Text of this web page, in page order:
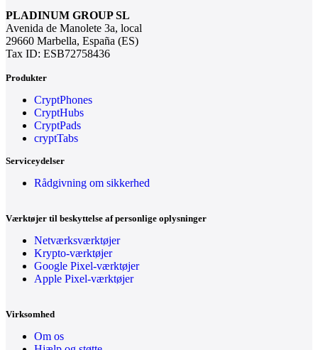
PLADINUM GROUP SL
Avenida de Manolete 3a, local
29660 Marbella, España (ES)
Tax ID: ESB72758436
Produkter
CryptPhones
CryptHubs
CryptPads
cryptTabs
Serviceydelser
Rådgivning om sikkerhed
Værktøjer til beskyttelse af personlige oplysninger
Netværksværktøjer
Krypto-værktøjer
Google Pixel-værktøjer
Apple Pixel-værktøjer
Virksomhed
Om os